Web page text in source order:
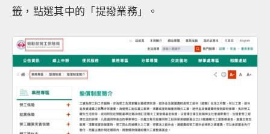
籤，點選其中的「提撥業務」。